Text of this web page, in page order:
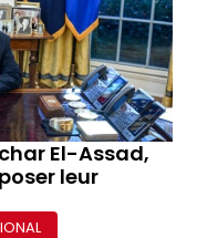
El-Assad,
leur